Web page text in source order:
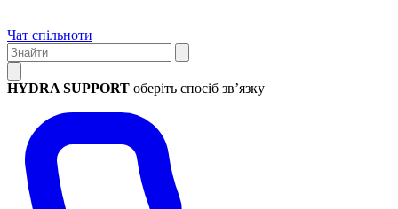
Чат спільноти
HYDRA SUPPORT оберіть спосіб зв’язку